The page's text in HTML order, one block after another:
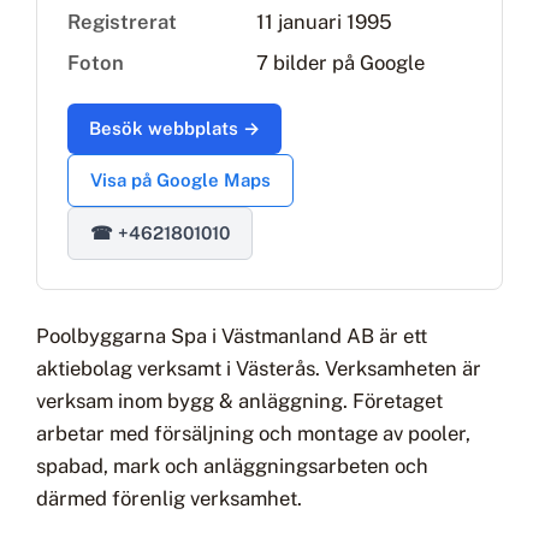
Registrerat
11 januari 1995
Foton
7 bilder på Google
Besök webbplats →
Visa på Google Maps
☎ +4621801010
Poolbyggarna Spa i Västmanland AB är ett
aktiebolag verksamt i Västerås. Verksamheten är
verksam inom bygg & anläggning. Företaget
arbetar med försäljning och montage av pooler,
spabad, mark och anläggningsarbeten och
därmed förenlig verksamhet.